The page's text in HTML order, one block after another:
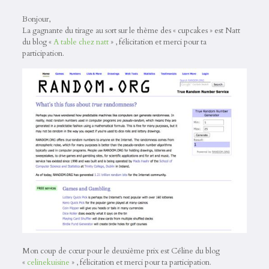
Bonjour,
La gagnante du tirage au sort sur le thème des « cupcakes » est Natt
du blog « A table chez natt» , félicitation et merci pour ta
participation.
Mon coup de cœur pour le deuxième prix est Céline du blog
« celinekuisine » , félicitation et merci pour ta participation.